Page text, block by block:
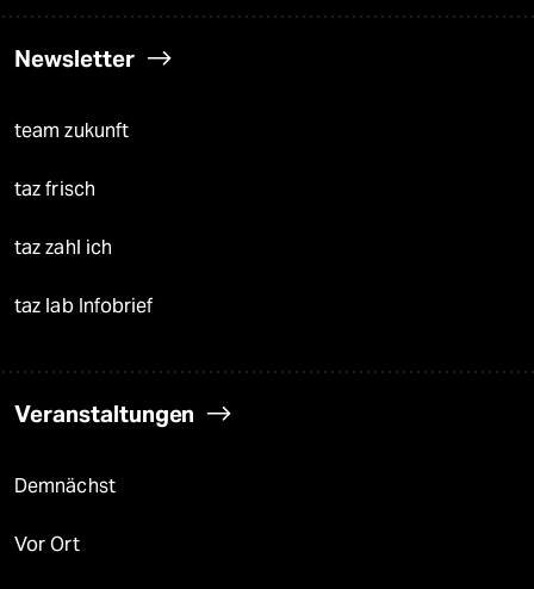
Newsletter
team zukunft
taz frisch
taz zahl ich
taz lab Infobrief
Veranstaltungen
Demnächst
Vor Ort